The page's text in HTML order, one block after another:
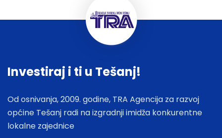
Investiraj i ti u Tešanj!
Od osnivanja, 2009. godine, TRA Agencija za razvoj
općine Tešanj radi na izgradnji imidža konkurentne
lokalne zajednice